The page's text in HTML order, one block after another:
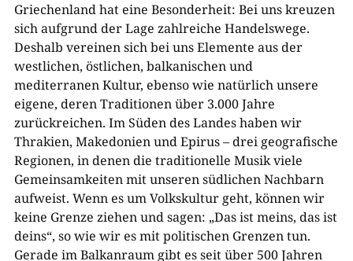
Griechenland hat eine Besonderheit: Bei uns kreuzen
sich aufgrund der Lage zahlreiche Handelswege.
Deshalb vereinen sich bei uns Elemente aus der
westlichen, östlichen, balkanischen und
mediterranen Kultur, ebenso wie natürlich unsere
eigene, deren Traditionen über 3.000 Jahre
zurückreichen. Im Süden des Landes haben wir
Thrakien, Makedonien und Epirus – drei geografische
Regionen, in denen die traditionelle Musik viele
Gemeinsamkeiten mit unseren südlichen Nachbarn
aufweist. Wenn es um Volkskultur geht, können wir
keine Grenze ziehen und sagen: „Das ist meins, das ist
deins“, so wie wir es mit politischen Grenzen tun.
Gerade im Balkanraum gibt es seit über 500 Jahren